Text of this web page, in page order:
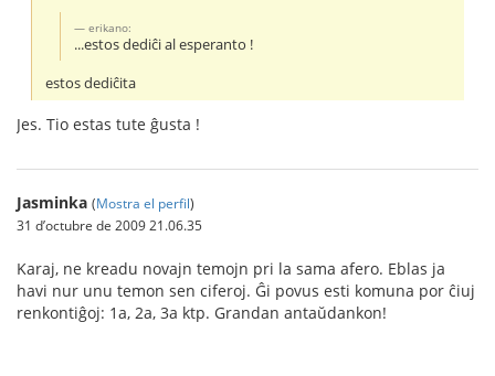
erikano:
...estos dediĉi al esperanto !
estos dediĉita
Jes. Tio estas tute ĝusta !
Jasminka (Mostra el perfil)
31 d’octubre de 2009 21.06.35
Karaj, ne kreadu novajn temojn pri la sama afero. Eblas ja
havi nur unu temon sen ciferoj. Ĝi povus esti komuna por ĉiuj
renkontiĝoj: 1a, 2a, 3a ktp. Grandan antaŭdankon!